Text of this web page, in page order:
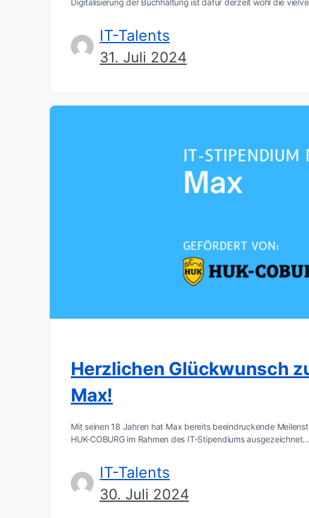
Digitalisierung der Buchhaltung ist dafür derzeit wohl die
IT-Talents
31. Juli 2024
Herzlichen Glückwunsch
Max!
Mit seinen 18 Jahren hat Max bereits beeindruckende
HUK-COBURG im Rahmen des IT-Stipendiums
IT-Talents
30. Juli 2024